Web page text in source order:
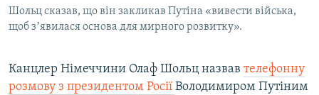
КРИМ РЕАЛІЇ
РУС
КТАТ
Шольц сказав, що він закликав Путіна «вивести війська,
щоб зʼявилася основа для мирного розвитку».
Канцлер Німеччини Олаф Шольц назвав телефонну
розмову з президентом Росії Володимиром Путіним